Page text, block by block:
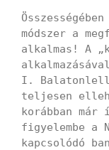
módszer a
alkalmas! A
I.
teljesen
korábban
figyelembe a
kapcsolódó